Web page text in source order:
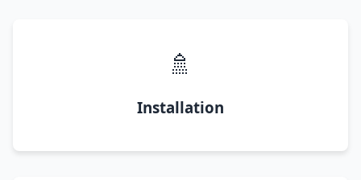
🚿
Installation